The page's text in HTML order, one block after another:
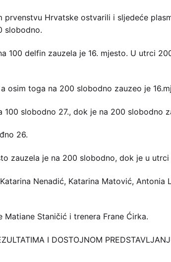
prvenstvu Hrvatske ostvarili i sljedeće
slobodno.
100 delfin zauzela je 16. mjesto. U utrci
osim toga na 200 slobodno zauzeo je
slobodno 27., dok je na 200 slobodno
26.
zauzela je na 200 slobodno, dok je u
Nenadić, Katarina Matović, Antonia
Staničić i trenera Frane Ćirka.
I DOSTOJNOM